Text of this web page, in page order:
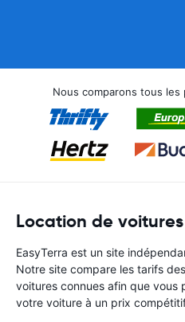
Nous comparons tous
Location de
EasyTerra est un site
Notre site compare les tarifs
voitures connues afin que vous
votre voiture à un prix